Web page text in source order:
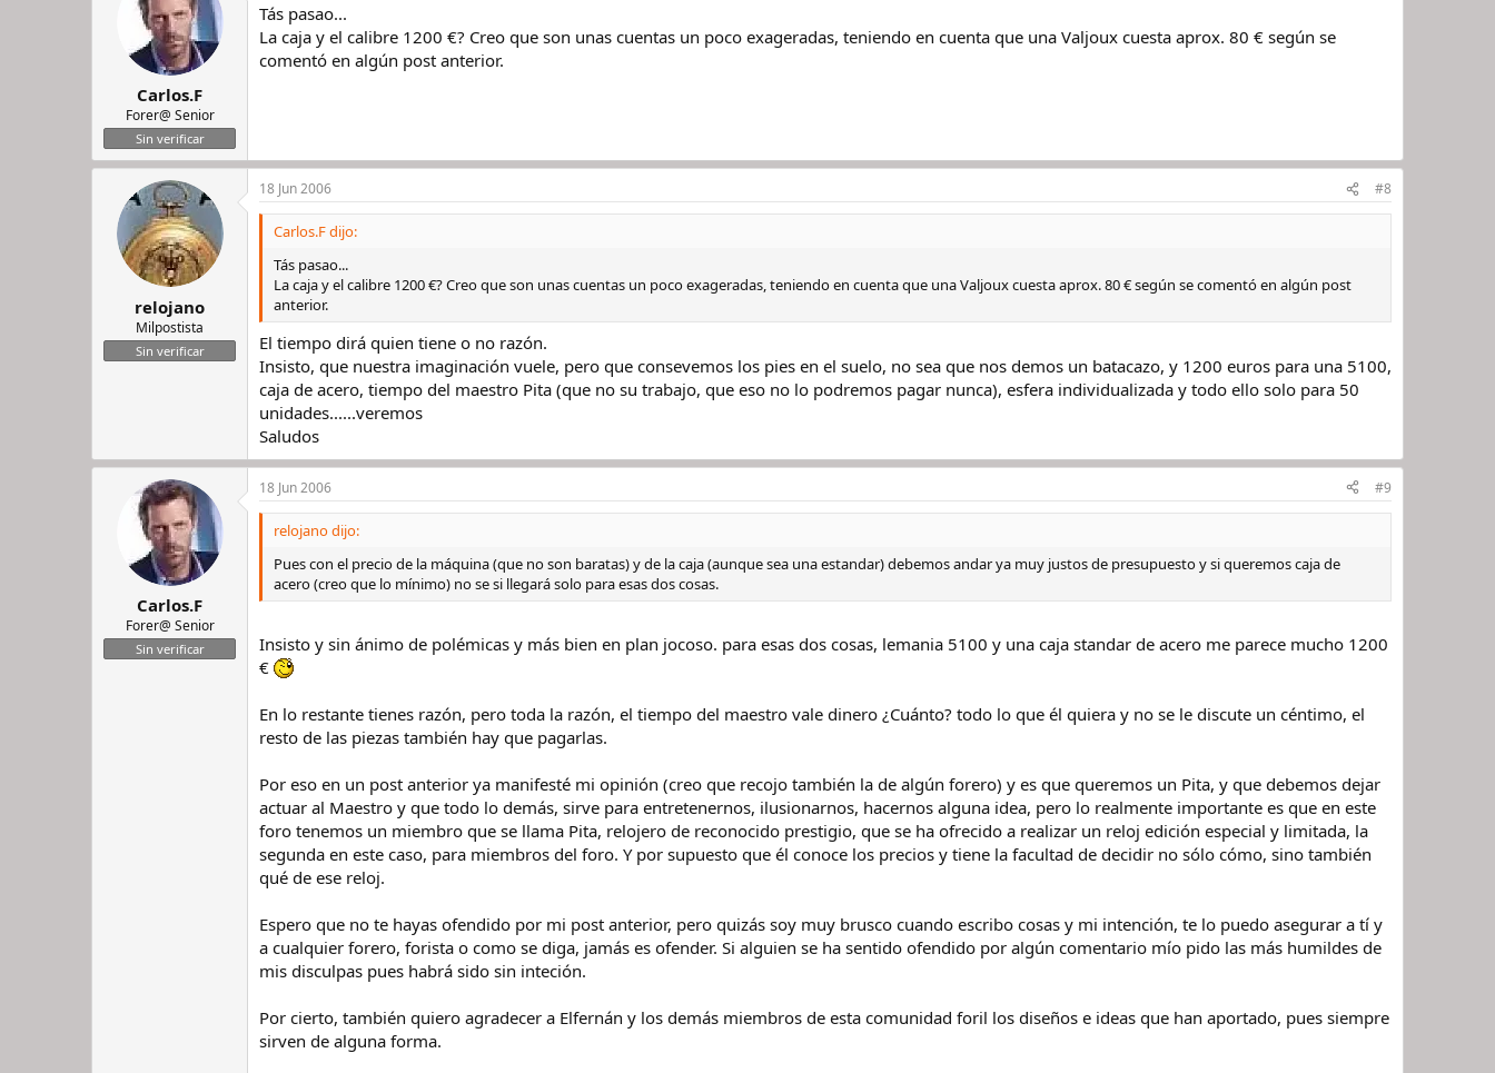
Carlos.F
Forer@ Senior
Sin verificar
Tás pasao...
La caja y el calibre 1200 €? Creo que son unas cuentas un poco exageradas, teniendo en cuenta que una Valjoux cuesta aprox. 80 € según se
comentó en algún post anterior.
relojano
Milpostista
Sin verificar
18 Jun 2006 #8
Carlos.F dijo:
Tás pasao...
La caja y el calibre 1200 €? Creo que son unas cuentas un poco exageradas, teniendo en cuenta que una Valjoux cuesta aprox. 80 € según se comentó en algún post
anterior.
El tiempo dirá quien tiene o no razón.
Insisto, que nuestra imaginación vuele, pero que consevemos los pies en el suelo, no sea que nos demos un batacazo, y 1200 euros para una 5100,
caja de acero, tiempo del maestro Pita (que no su trabajo, que eso no lo podremos pagar nunca), esfera individualizada y todo ello solo para 50
unidades......veremos
Saludos
Carlos.F
Forer@ Senior
Sin verificar
18 Jun 2006 #9
relojano dijo:
Pues con el precio de la máquina (que no son baratas) y de la caja (aunque sea una estandar) debemos andar ya muy justos de presupuesto y si queremos caja de
acero (creo que lo mínimo) no se si llegará solo para esas dos cosas.
Insisto y sin ánimo de polémicas y más bien en plan jocoso. para esas dos cosas, lemania 5100 y una caja standar de acero me parece mucho 1200
€
En lo restante tienes razón, pero toda la razón, el tiempo del maestro vale dinero ¿Cuánto? todo lo que él quiera y no se le discute un céntimo, el
resto de las piezas también hay que pagarlas.
Por eso en un post anterior ya manifesté mi opinión (creo que recojo también la de algún forero) y es que queremos un Pita, y que debemos dejar
actuar al Maestro y que todo lo demás, sirve para entretenernos, ilusionarnos, hacernos alguna idea, pero lo realmente importante es que en este
foro tenemos un miembro que se llama Pita, relojero de reconocido prestigio, que se ha ofrecido a realizar un reloj edición especial y limitada, la
segunda en este caso, para miembros del foro. Y por supuesto que él conoce los precios y tiene la facultad de decidir no sólo cómo, sino también
qué de ese reloj.
Espero que no te hayas ofendido por mi post anterior, pero quizás soy muy brusco cuando escribo cosas y mi intención, te lo puedo asegurar a tí y
a cualquier forero, forista o como se diga, jamás es ofender. Si alguien se ha sentido ofendido por algún comentario mío pido las más humildes de
mis disculpas pues habrá sido sin inteción.
Por cierto, también quiero agradecer a Elfernán y los demás miembros de esta comunidad foril los diseños e ideas que han aportado, pues siempre
sirven de alguna forma.